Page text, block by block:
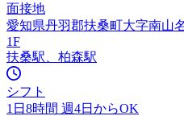
面接地
愛知県丹羽郡扶桑町大字南山
1F
扶桑駅、柏森駅
シフト
1日8時間 週4日からOK